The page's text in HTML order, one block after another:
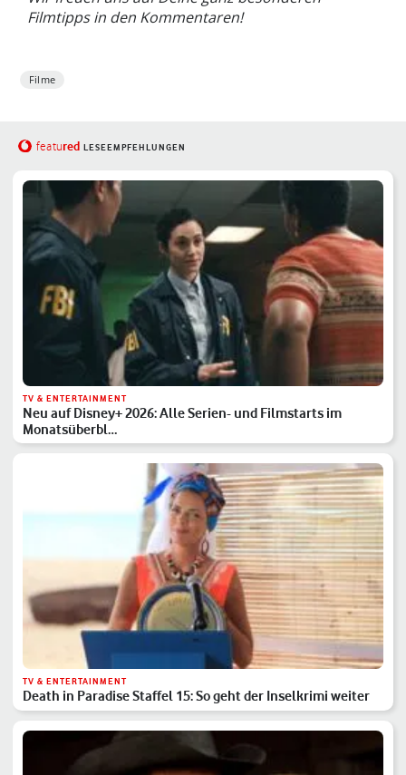
Filmtipps in den Kommentaren!
Filme
featured LESEEMPFEHLUNGEN
TV & ENTERTAINMENT
Neu auf Disney+ 2026: Alle Serien- und Filmstarts im
Monatsüberbl…
TV & ENTERTAINMENT
Death in Paradise Staffel 15: So geht der Inselkrimi weiter